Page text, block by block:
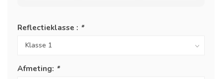
Reflectieklasse : *
Afmeting: *